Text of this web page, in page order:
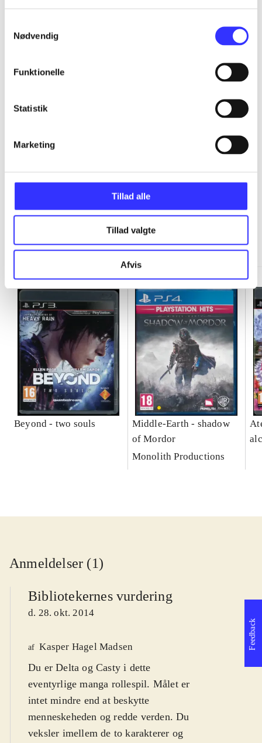
Nødvendig
Funktionelle
Statistik
Marketing
Tillad alle
Tillad valgte
Afvis
...
...
...
...
Beyond - two souls
Middle-Earth - shadow
of Mordor
Monolith Productions
Anmeldelser (1)
Bibliotekernes vurdering
d. 28. okt. 2014
af Kasper Hagel Madsen
Du er Delta og Casty i dette
eventyrlige manga rollespil. Målet er
intet mindre end at beskytte
menneskeheden og redde verden. Du
veksler imellem de to karakterer og
Feedback